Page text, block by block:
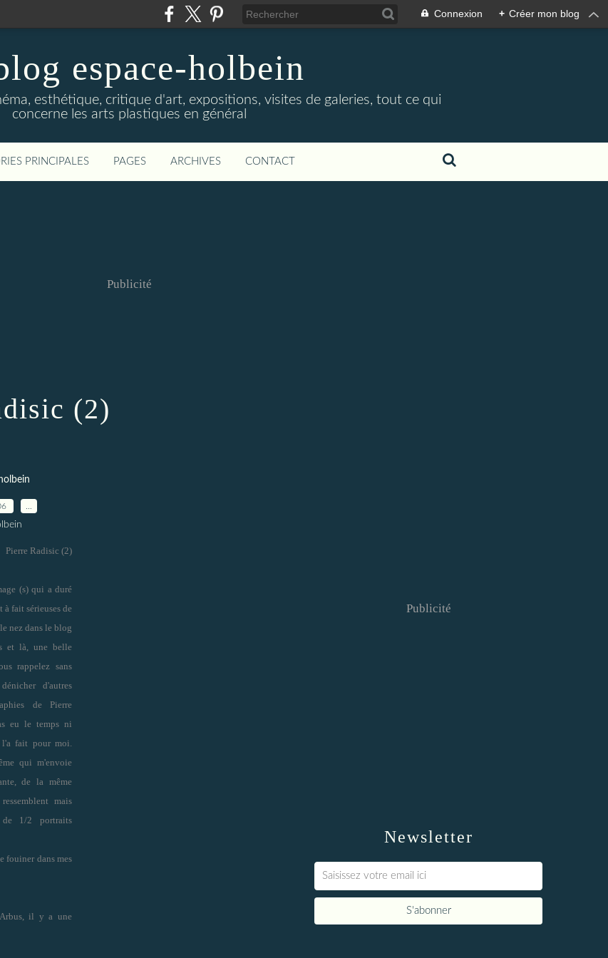
Connexion + Créer mon blog
espace-holbein
esthétique, critique d'art, expositions, visites de galeries, tout ce qui
concerne les arts plastiques en général
PRINCIPALES PAGES ARCHIVES CONTACT
Publicité
(2)
Pierre Radisic (2)
(s) qui a duré
fait sérieuses de
nez dans le blog
et là, une belle
rappelez sans
d'autres
de Pierre
eu le temps ni
fait pour moi.
qui m'envoie
de la même
mais
1/2 portraits
fouiner dans mes
il y a une
Newsletter
Publicité